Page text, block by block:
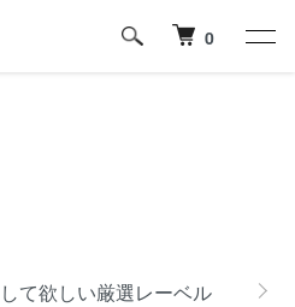
0
て欲しい厳選レーベル